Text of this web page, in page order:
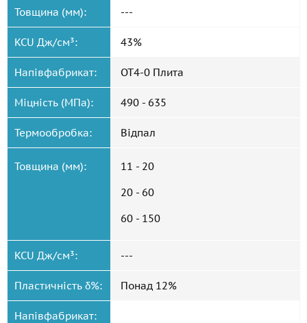
Товщина (мм): ---
KCU Дж/см³: 43%
Напівфабрикат: ОТ4-0 Плита
Міцність (МПа): 490 - 635
Термообробка: Відпал
Товщина (мм):
11 - 20
20 - 60
60 - 150
KCU Дж/см³: ---
Пластичність δ%: Понад 12%
Напівфабрикат: